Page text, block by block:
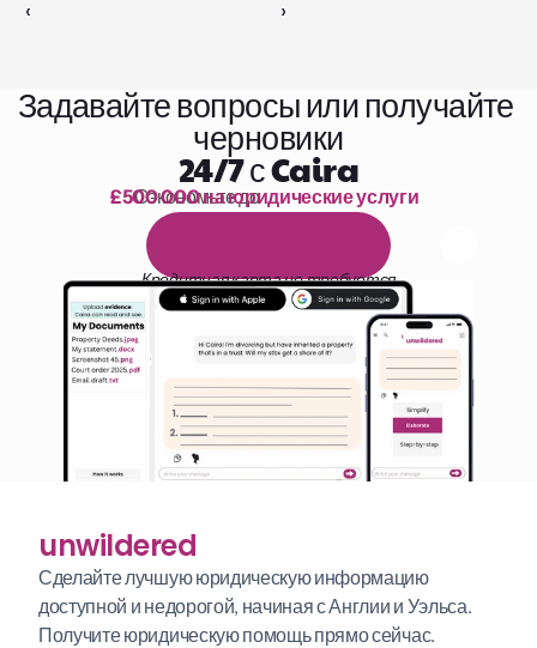
‹ ›
Задавайте вопросы или получайте
черновики
24/7 с Caira
1 000 часов чтения
Сэкономьте до
£500 000 на юридические услуги
ы е
Кредитная карта не требуется
unwildered
Сделайте лучшую юридическую информацию
доступной и недорогой, начиная с Англии и Уэльса.
Получите юридическую помощь прямо сейчас.